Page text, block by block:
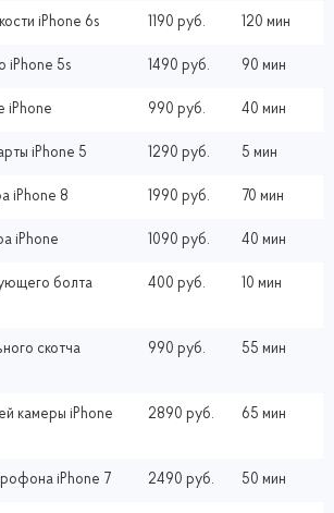
iPhone 6s 1190 руб. 120 мин
iPhone 5s 1490 руб. 90 мин
iPhone 990 руб. 40 мин
iPhone 5 1290 руб. 5 мин
iPhone 8 1990 руб. 70 мин
iPhone 1090 руб. 40 мин
болта
400 руб. 10 мин
скотча
990 руб. 55 мин
камеры iPhone
2890 руб. 65 мин
iPhone 7 2490 руб. 50 мин